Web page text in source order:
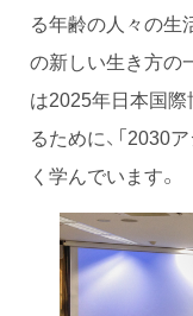
る年齢の人々の生
の新しい生き方の
は2025年日本国際
るために、「2030
く学んでいます。